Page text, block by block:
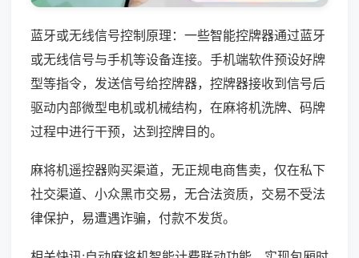
蓝牙或无线信号控制原理：一些智能控牌器通过蓝牙
或无线信号与手机等设备连接。手机端软件预设好牌
型等指令，发送信号给控牌器，控牌器接收到信号后
驱动内部微型电机或机械结构，在麻将机洗牌、码牌
过程中进行干预，达到控牌目的。
麻将机遥控器购买渠道，无正规电商售卖，仅在私下
社交渠道、小众黑市交易，无合法资质，交易不受法
律保护，易遭遇诈骗，付款不发货。